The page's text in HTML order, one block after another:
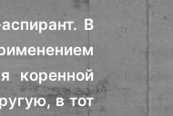
В
коренной
в тот